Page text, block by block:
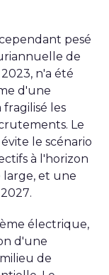
pesé
de
n'a été
d'une
les
Le
le scénario
à l'horizon
et une
électrique,
d'une
de